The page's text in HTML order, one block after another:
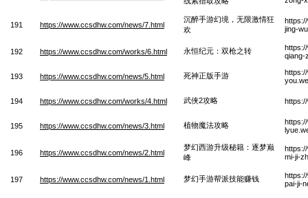
191 https://www.ccsdhw.com/news/7.html
沉醉手游幻境，无限激情狂
欢
jing-
192 https://www.ccsdhw.com/works/6.html 永恒纪元：双枪之转
qiang-
193 https://www.ccsdhw.com/news/5.html 死神正版手游
194 https://www.ccsdhw.com/works/4.html 武侠2攻略
195 https://www.ccsdhw.com/news/3.html 植物魔法攻略
196 https://www.ccsdhw.com/news/2.html
梦幻西游升级秘籍：逐梦巅
峰
mi-ji-
197 https://www.ccsdhw.com/news/1.html 梦幻手游帮派技能赚钱
pai-ji-